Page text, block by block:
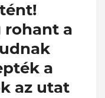
rohant a
a
az utat